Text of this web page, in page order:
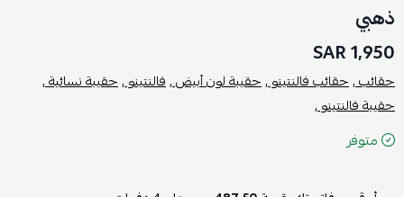
ذهبي
1,950 SAR
حقائب ,حقائب فالنتينو ,حقيبة لون أبيض ,فالنتينو ,حقيبة نسائية ,
حقيبة فالنتينو ,
متوفر